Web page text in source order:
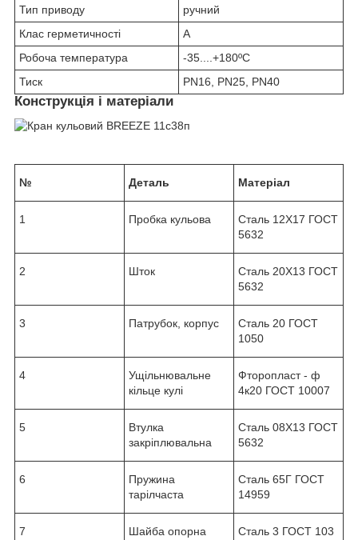
Тип приводу
ручний
Клас герметичності
А
Робоча температура
-35....+180ºС
Тиск
PN16, PN25, PN40
Конструкція і матеріали
№ Деталь Матеріал
1 Пробка кульова
Сталь 12Х17 ГОСТ
5632
2 Шток
Сталь 20Х13 ГОСТ
5632
3 Патрубок, корпус
Сталь 20 ГОСТ
1050
4
Ущільнювальне
кільце кулі
Фторопласт - ф
4к20 ГОСТ 10007
5
Втулка
закріплювальна
Сталь 08Х13 ГОСТ
5632
6
Пружина
тарілчаста
Сталь 65Г ГОСТ
14959
7 Шайба опорна Сталь 3 ГОСТ 103